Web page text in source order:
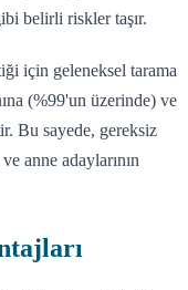
belirli riskler taşır.
için geleneksel tarama
(%99'un üzerinde) ve
Bu sayede, gereksiz
anne adaylarının